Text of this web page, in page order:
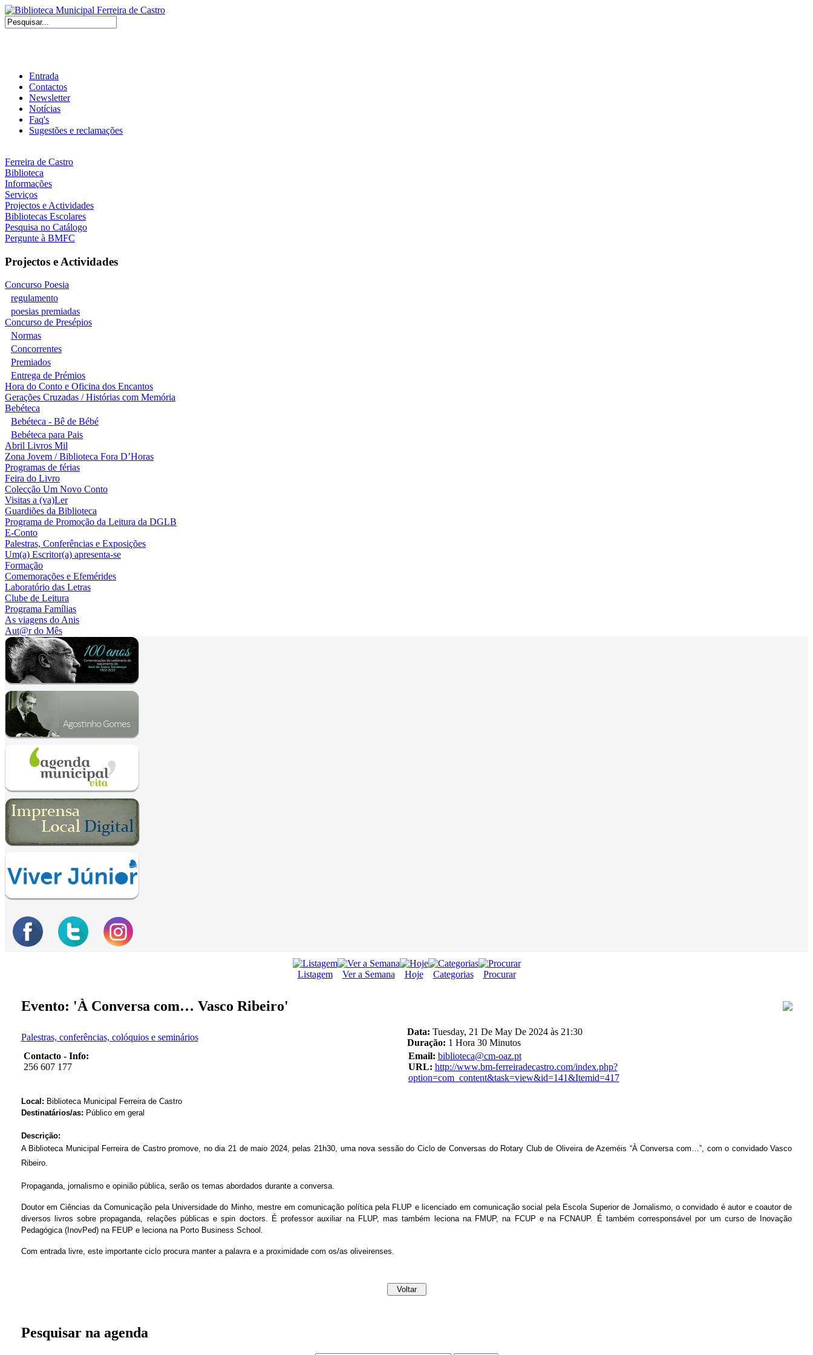
Entrada
Contactos
Newsletter
Notícias
Faq's
Sugestões e reclamações
Ferreira de Castro
Biblioteca
Informações
Serviços
Projectos e Actividades
Bibliotecas Escolares
Pesquisa no Catálogo
Pergunte à BMFC
Projectos e Actividades
Concurso Poesia
regulamento
poesias premiadas
Concurso de Presépios
Normas
Concorrentes
Premiados
Entrega de Prémios
Hora do Conto e Oficina dos Encantos
Gerações Cruzadas / Histórias com Memória
Bebéteca
Bebéteca - Bê de Bébé
Bebéteca para Pais
Abril Livros Mil
Zona Jovem / Biblioteca Fora D’Horas
Programas de férias
Feira do Livro
Colecção Um Novo Conto
Visitas a (va)Ler
Guardiões da Biblioteca
Programa de Promoção da Leitura da DGLB
E-Conto
Palestras, Conferências e Exposições
Um(a) Escritor(a) apresenta-se
Formação
Comemorações e Efemérides
Laboratório das Letras
Clube de Leitura
Programa Famílias
As viagens do Anis
Aut@r do Mês
Listagem Ver a Semana Hoje Categorias Procurar
Evento: 'À Conversa com… Vasco Ribeiro'
Palestras, conferências, colóquios e seminários
Data: Tuesday, 21 De May De 2024 às 21:30
Duração: 1 Hora 30 Minutos
Contacto - Info:
256 607 177
Email: biblioteca@cm-oaz.pt
URL: http://www.bm-ferreiradecastro.com/index.php?
option=com_content&task=view&id=141&Itemid=417
Local: Biblioteca Municipal Ferreira de Castro
Destinatários/as: Público em geral
Descrição:
A Biblioteca Municipal Ferreira de Castro promove, no dia 21 de maio 2024, pelas 21h30, uma nova sessão do Ciclo de Conversas do Rotary Club de Oliveira de Azeméis “À Conversa com…”, com o convidado Vasco
Ribeiro.
Propaganda, jornalismo e opinião pública, serão os temas abordados durante a conversa.
Doutor em Ciências da Comunicação pela Universidade do Minho, mestre em comunicação política pela FLUP e licenciado em comunicação social pela Escola Superior de Jornalismo, o convidado é autor e coautor de
diversos livros sobre propaganda, relações públicas e spin doctors. É professor auxiliar na FLUP, mas também leciona na FMUP, na FCUP e na FCNAUP. É também corresponsável por um curso de Inovação
Pedagógica (InovPed) na FEUP e leciona na Porto Business School.
Com entrada livre, este importante ciclo procura manter a palavra e a proximidade com os/as oliveirenses.
Pesquisar na agenda